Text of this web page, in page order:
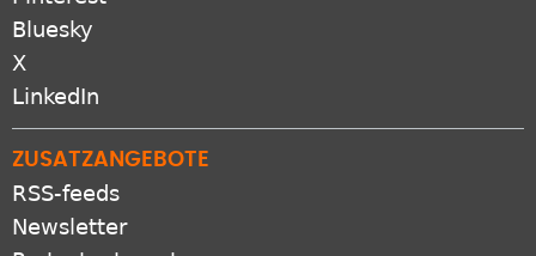
Pinterest
Bluesky
X
ZUSATZANGEBOTE
RSS-feeds
Newsletter